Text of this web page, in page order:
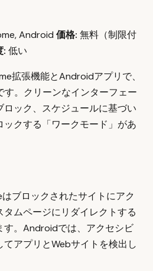
Android 価格: 無料（制限付
: 低い
拡張機能とAndroidアプリで、
。クリーンなインターフェー
ック、スケジュールに基づい
クする「ワークモード」があ
ブロックされたサイトにアク
ムページにリダイレクトする
す。Androidでは、アクセシビ
てアプリとWebサイトを検出し